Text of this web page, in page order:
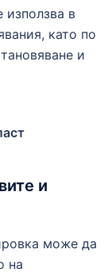
използва в
като по
и
и
може да
на